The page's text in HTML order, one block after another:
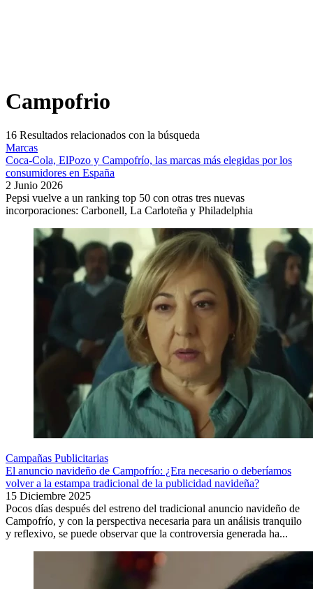
Campofrio
16 Resultados relacionados con la búsqueda
Marcas
Coca-Cola, ElPozo y Campofrío, las marcas más elegidas por los
consumidores en España
2 Junio 2026
Pepsi vuelve a un ranking top 50 con otras tres nuevas
incorporaciones: Carbonell, La Carloteña y Philadelphia
Campañas Publicitarias
El anuncio navideño de Campofrío: ¿Era necesario o deberíamos
volver a la estampa tradicional de la publicidad navideña?
15 Diciembre 2025
Pocos días después del estreno del tradicional anuncio navideño de
Campofrío, y con la perspectiva necesaria para un análisis tranquilo
y reflexivo, se puede observar que la controversia generada ha...